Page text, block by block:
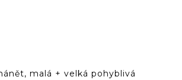
malá + velká pohyblivá